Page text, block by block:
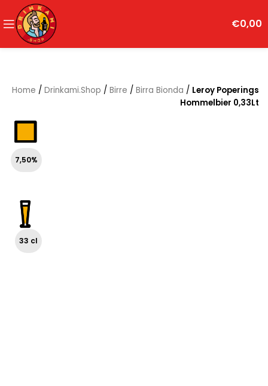
€0,00
Home / Drinkami.Shop / Birre / Birra Bionda / Leroy Poperings
Hommelbier 0,33Lt
7,50%
33 cl